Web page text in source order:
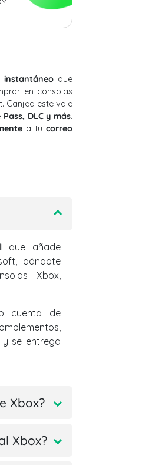
que
en consolas
Canjea este vale
DLC y más.
a tucorreo
que añade
dándote
Xbox,
cuenta de
se entrega
Xbox?
Xbox?